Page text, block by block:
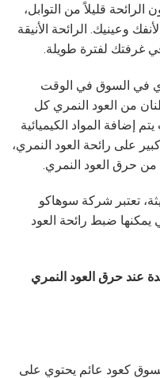
الرائحة قليلاً من التوابل،
وعينيك. الرائحة الأنيقة
غرفتك لفترة طويلة.
في السوق في الوقت
من العود النمري كل
إضافة المواد الكيميائية
على رائحة العود النمري،
من حرق العود النمري.
تعتبر شركة سوهاكو
يمكنها ضبط رائحة العود
عند حرق العود النمري
السوق كعود عائم يحتوي على